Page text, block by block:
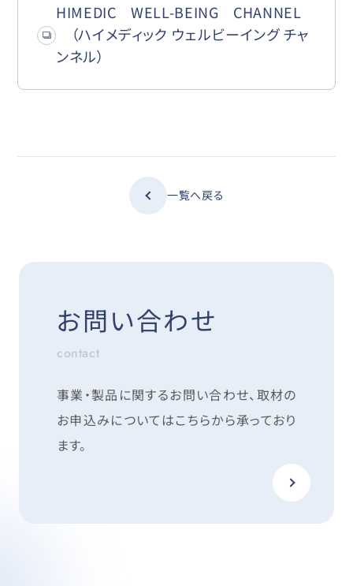
HIMEDIC WELL-BEING CHANNEL
（ハイメディック ウェルビーイング チャ
ンネル）
一覧へ戻る
お問い合わせ
contact
事業・製品に関するお問い合わせ、取材の
お申込みについてはこちらから承っており
ます。